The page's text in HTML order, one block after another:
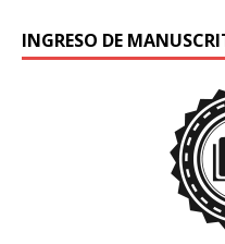
INGRESO DE